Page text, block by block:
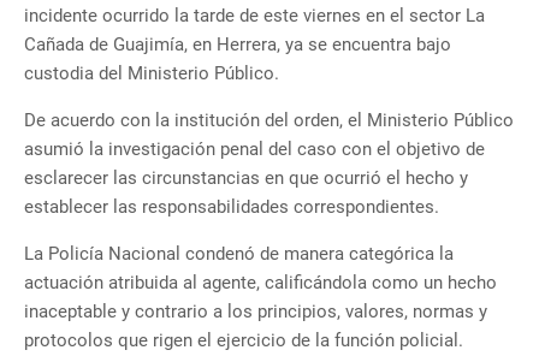
incidente ocurrido la tarde de este viernes en el sector La
Cañada de Guajimía, en Herrera, ya se encuentra bajo
custodia del Ministerio Público.
De acuerdo con la institución del orden, el Ministerio Público
asumió la investigación penal del caso con el objetivo de
esclarecer las circunstancias en que ocurrió el hecho y
establecer las responsabilidades correspondientes.
La Policía Nacional condenó de manera categórica la
actuación atribuida al agente, calificándola como un hecho
inaceptable y contrario a los principios, valores, normas y
protocolos que rigen el ejercicio de la función policial.